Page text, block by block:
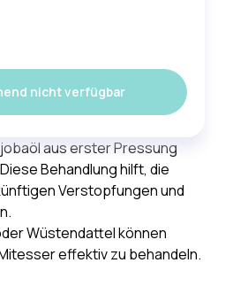
nicht verfügbar
aus erster Pressung
Behandlung hilft, die
Verstopfungen und
Wüstendattelkönnen
effektiv zu behandeln.